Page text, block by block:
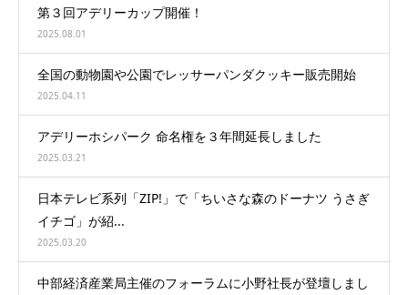
第３回アデリーカップ開催！
2025.08.01
全国の動物園や公園でレッサーパンダクッキー販売開始
2025.04.11
アデリーホシパーク 命名権を３年間延長しました
2025.03.21
日本テレビ系列「ZIP!」で「ちいさな森のドーナツ うさぎ
イチゴ」が紹...
2025.03.20
中部経済産業局主催のフォーラムに小野社長が登壇しまし